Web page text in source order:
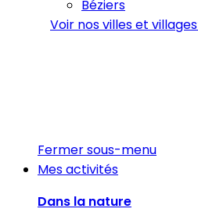
Béziers
Voir nos villes et villages
Fermer sous-menu
Mes activités
Dans la nature